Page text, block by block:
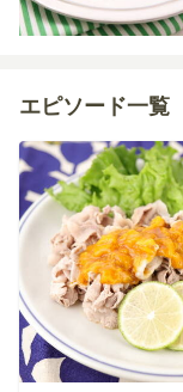
エピソード一覧